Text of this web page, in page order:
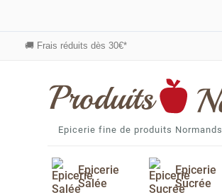
🚚 Frais réduits dès 30€*
Epicerie fine de produits Normands
Epicerie
Salée
Epicerie
Sucrée